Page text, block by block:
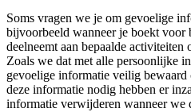
Soms vragen we je om gevoelige
bijvoorbeeld wanneer je boekt voor
deelneemt aan bepaalde activiteiten
Zoals we dat met alle persoonlijke
gevoelige informatie veilig
deze informatie nodig hebben er
informatie verwijderen wanneer we